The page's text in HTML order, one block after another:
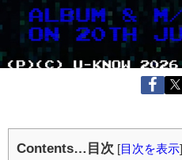
Contents…目次 [ 目次を表示]